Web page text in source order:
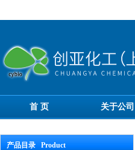
首 页 关于公司
产品目录 Product